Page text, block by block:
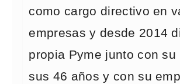
como cargo directivo en
empresas y desde 2014
propia Pyme junto con su
sus 46 años y con su